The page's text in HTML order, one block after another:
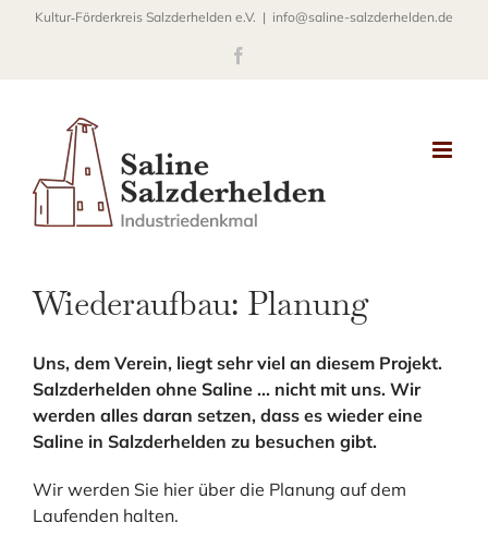
Kultur‐Förderkreis Salzderhelden e.V. | info@saline-salzderhelden.de
Wiederaufbau: Planung
Uns, dem Verein, liegt sehr viel an diesem Projekt.
Salzderhelden ohne Saline ... nicht mit uns. Wir
werden alles daran setzen, dass es wieder eine
Saline in Salzderhelden zu besuchen gibt.
Wir werden Sie hier über die Planung auf dem
Laufenden halten.